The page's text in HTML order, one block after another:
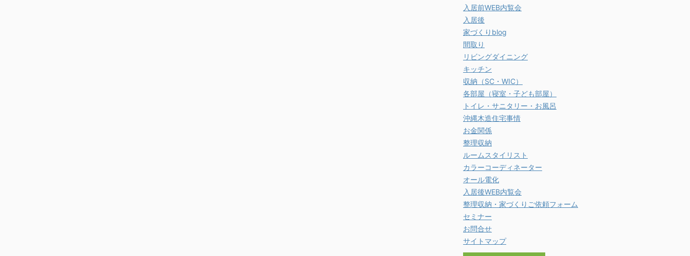
入居前WEB内覧会
入居後
家づくりblog
間取り
リビングダイニング
キッチン
収納（SC・WIC）
各部屋（寝室・子ども部屋）
トイレ・サニタリー・お風呂
沖縄木造住宅事情
お金関係
整理収納
ルームスタイリスト
カラーコーディネーター
オール電化
入居後WEB内覧会
整理収納・家づくりご依頼フォーム
セミナー
お問合せ
サイトマップ